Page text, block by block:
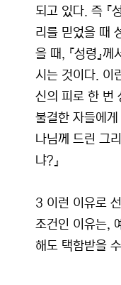
되고 있다. 즉 『
리를 믿었을 때
을 때, 『성령』
시는 것이다. 이
신의 피로 한 번
불결한 자들에
나님께 드린 그
냐?』
3 이런 이유로
조건인 이유는,
해도 택함받을